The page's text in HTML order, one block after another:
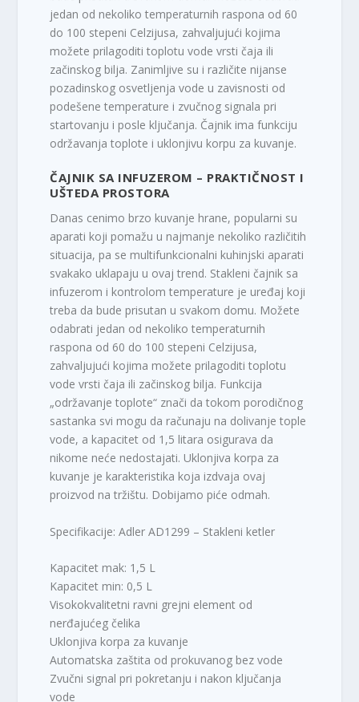
jedan od nekoliko temperaturnih raspona od 60
do 100 stepeni Celzijusa, zahvaljujući kojima
možete prilagoditi toplotu vode vrsti čaja ili
začinskog bilja. Zanimljive su i različite nijanse
pozadinskog osvetljenja vode u zavisnosti od
podešene temperature i zvučnog signala pri
startovanju i posle ključanja. Čajnik ima funkciju
održavanja toplote i uklonjivu korpu za kuvanje.
ČAJNIK SA INFUZEROM – PRAKTIČNOST I
UŠTEDA PROSTORA
Danas cenimo brzo kuvanje hrane, popularni su
aparati koji pomažu u najmanje nekoliko različitih
situacija, pa se multifunkcionalni kuhinjski aparati
svakako uklapaju u ovaj trend. Stakleni čajnik sa
infuzerom i kontrolom temperature je uređaj koji
treba da bude prisutan u svakom domu. Možete
odabrati jedan od nekoliko temperaturnih
raspona od 60 do 100 stepeni Celzijusa,
zahvaljujući kojima možete prilagoditi toplotu
vode vrsti čaja ili začinskog bilja. Funkcija
„održavanje toplote“ znači da tokom porodičnog
sastanka svi mogu da računaju na dolivanje tople
vode, a kapacitet od 1,5 litara osigurava da
nikome neće nedostajati. Uklonjiva korpa za
kuvanje je karakteristika koja izdvaja ovaj
proizvod na tržištu. Dobijamo piće odmah.
Specifikacije: Adler AD1299 – Stakleni ketler
Kapacitet mak: 1,5 L
Kapacitet min: 0,5 L
Visokokvalitetni ravni grejni element od
nerđajućeg čelika
Uklonjiva korpa za kuvanje
Automatska zaštita od prokuvanog bez vode
Zvučni signal pri pokretanju i nakon ključanja
vode